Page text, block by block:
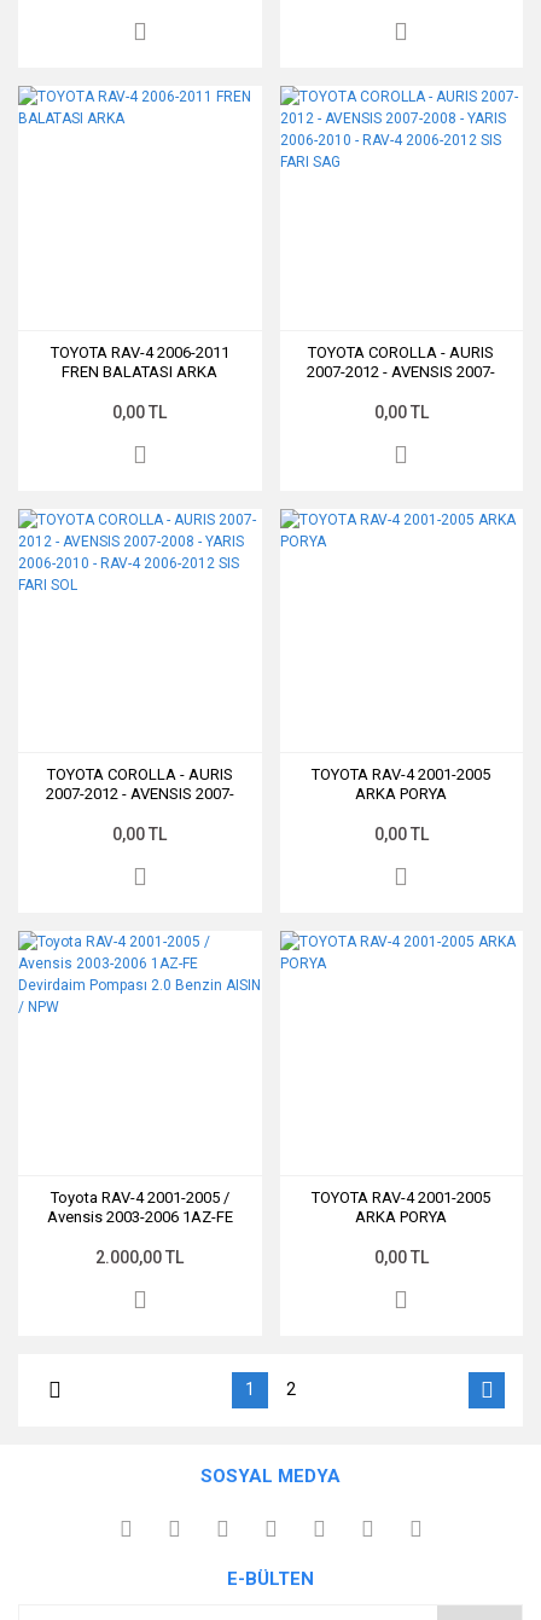
TOYOTA RAV-4 2006-2011
FREN BALATASI ARKA
0,00 TL
TOYOTA COROLLA - AURIS
2007-2012 - AVENSIS 2007-
2006-2012 SIS FARI SAG
0,00 TL
TOYOTA COROLLA - AURIS
2007-2012 - AVENSIS 2007-
2006-2012 SIS FARI SOL
0,00 TL
TOYOTA RAV-4 2001-2005
ARKA PORYA
0,00 TL
Toyota RAV-4 2001-2005 /
Avensis 2003-2006 1AZ-FE
AISIN / NPW
2.000,00 TL
TOYOTA RAV-4 2001-2005
ARKA PORYA
0,00 TL
1 2
SOSYAL MEDYA
E-BÜLTEN